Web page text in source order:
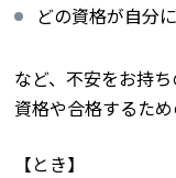
どの資格が自分
など、不安をお持
資格や合格するた
【とき】